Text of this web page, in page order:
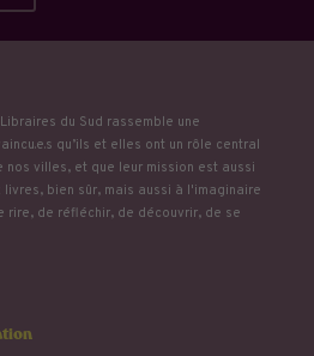
du Sud rassemble une
qu’ils et elles ont un rôle central
villes, et que leur mission est aussi
bien sûr, mais aussi à l'imaginaire
rire, de réfléchir, de découvrir, de se